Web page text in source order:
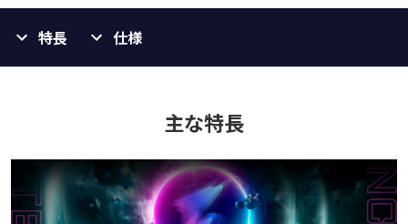
特長 仕様
主な特長